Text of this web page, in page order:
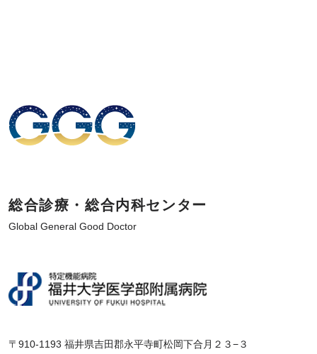
総合診療・総合内科センター
Global General Good Doctor
〒910-1193 福井県吉田郡永平寺町松岡下合月２３−３